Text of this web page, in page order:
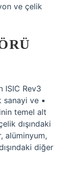
ve çelik
ISIC Rev3
sanayi ve ▪
temel alt
dışındaki
alüminyum,
diğer